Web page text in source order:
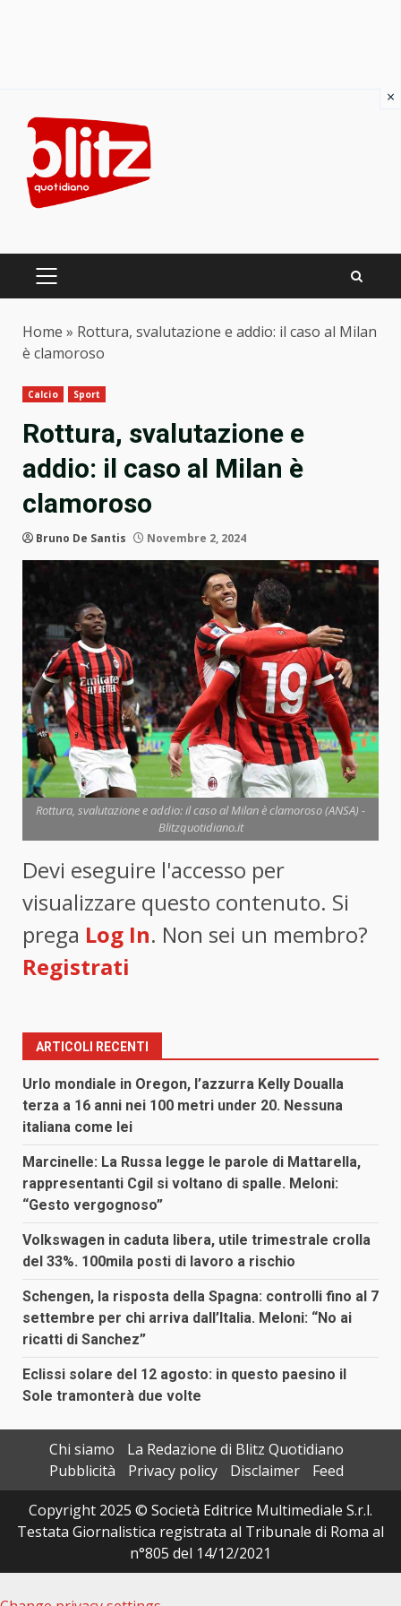
content
PRIMARY
Home » Rottura, svalutazione e addio: il caso al Milan
è clamoroso
Calcio Sport
Rottura, svalutazione e
addio: il caso al Milan è
clamoroso
Bruno De Santis Novembre 2, 2024
Rottura, svalutazione e addio: il caso al Milan è clamoroso (ANSA) -
Blitzquotidiano.it
Devi eseguire l'accesso per
visualizzare questo contenuto. Si
prega Log In. Non sei un membro?
Registrati
ARTICOLI RECENTI
Urlo mondiale in Oregon, l’azzurra Kelly Doualla
terza a 16 anni nei 100 metri under 20. Nessuna
italiana come lei
Marcinelle: La Russa legge le parole di Mattarella,
rappresentanti Cgil si voltano di spalle. Meloni:
“Gesto vergognoso”
Volkswagen in caduta libera, utile trimestrale crolla
del 33%. 100mila posti di lavoro a rischio
Schengen, la risposta della Spagna: controlli fino al 7
settembre per chi arriva dall’Italia. Meloni: “No ai
ricatti di Sanchez”
Eclissi solare del 12 agosto: in questo paesino il
Sole tramonterà due volte
Chi siamo
La Redazione di Blitz Quotidiano
Pubblicità
Privacy policy Disclaimer
Feed
Copyright 2025 © Società Editrice Multimediale S.r.l.
Testata Giornalistica registrata al Tribunale di Roma al
n°805 del 14/12/2021
×